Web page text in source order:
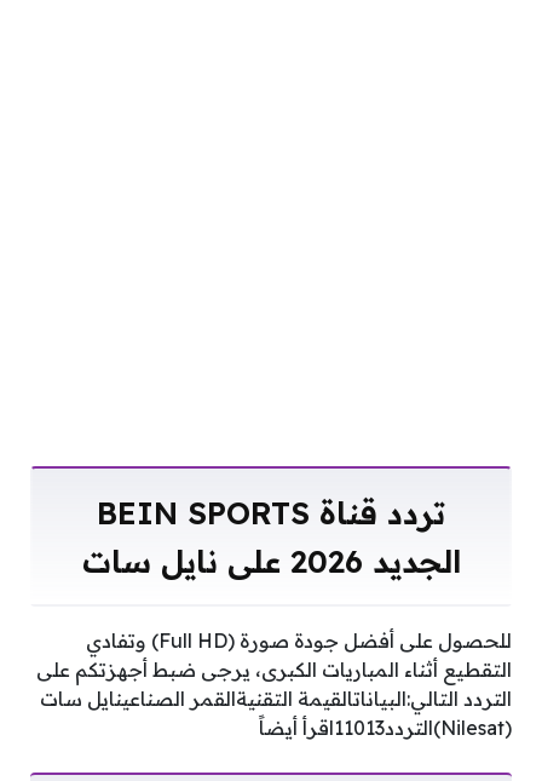
تردد قناة BEIN SPORTS
الجديد 2026 على نايل سات
للحصول على أفضل جودة صورة (Full HD) وتفادي
التقطيع أثناء المباريات الكبرى، يرجى ضبط أجهزتكم على
التردد التالي:البياناتالقيمة التقنيةالقمر الصناعينايل سات
(Nilesat)التردد11013اقرأ أيضاً